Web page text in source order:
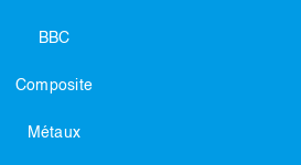
BBC
Composite
Métaux